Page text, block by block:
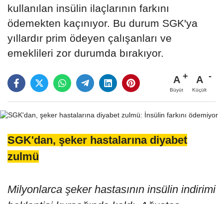
kullanılan insülin ilaçlarının farkını
ödemekten kaçınıyor. Bu durum SGK'ya
yıllardır prim ödeyen çalışanları ve
emeklileri zor durumda bırakıyor.
A
Büyüt
A
Küçült
SGK'dan, şeker hastalarına diyabet
zulmü
Milyonlarca şeker hastasının insülin indirimi